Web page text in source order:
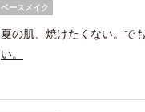
ベースメイク
夏の肌、焼けたくない。で
い。